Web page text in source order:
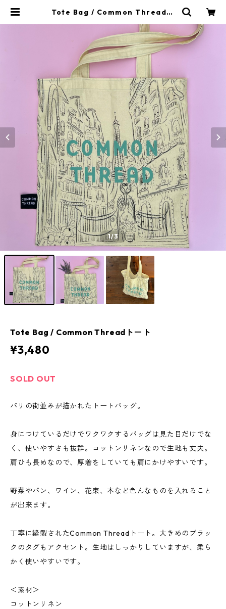
Tote Bag / Common Threadト
1/3
Tote Bag / Common Threadトート
¥3,480
SOLD OUT
パリの街並みが描かれたトートバッグ。
身につけているだけでワクワクするバッグは見た目だけでな
く、使いやすさも抜群。コットンリネンなので生地も丈夫。
肩ひも長めなので、厚着をしていても肩にかけやすいです。
野菜やパン、ワイン、花束、本など色んなものを入れること
が出来ます。
丁寧に縫製されたCommon Threadトート。大きめのブラッ
クのタグもアクセント。生地はしっかりしていますが、柔ら
かく使いやすいです。
＜素材＞
コットンリネン